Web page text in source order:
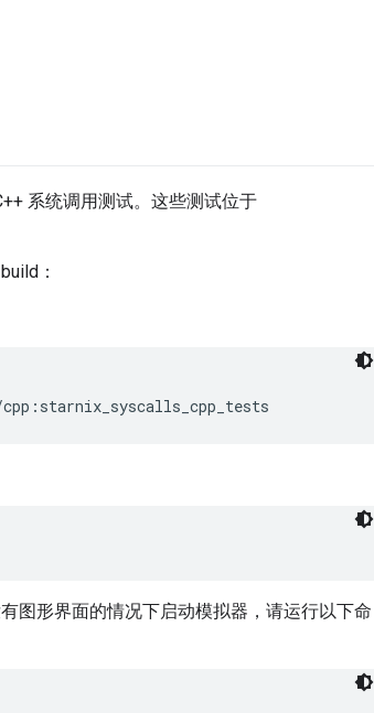
系统调用测试。这些测试位于
：
图形界面的情况下启动模拟器，请运行以下命